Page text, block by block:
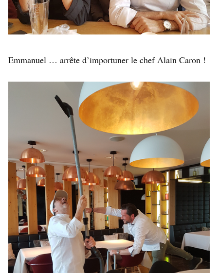
Emmanuel … arrête d’importuner le chef Alain Caron !